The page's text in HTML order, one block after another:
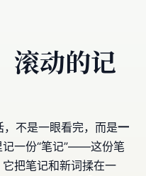
滚动的记
不是一眼看完，而是一
记一份“笔记”——这份笔
把笔记和新词揉在一